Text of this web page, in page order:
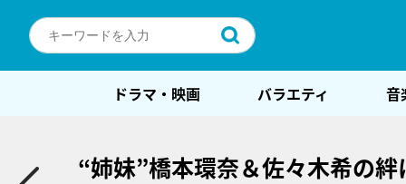
ドラマ・映画 バラエティ 音
“姉妹”橋本環奈＆佐々木希の